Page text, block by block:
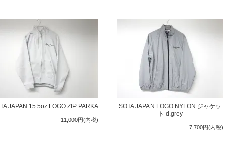
JAPAN 15.5oz LOGO ZIP PARKA
11,000円(内税)
SOTA JAPAN LOGO NYLON ジャケッ
ト d.grey
7,700円(内税)